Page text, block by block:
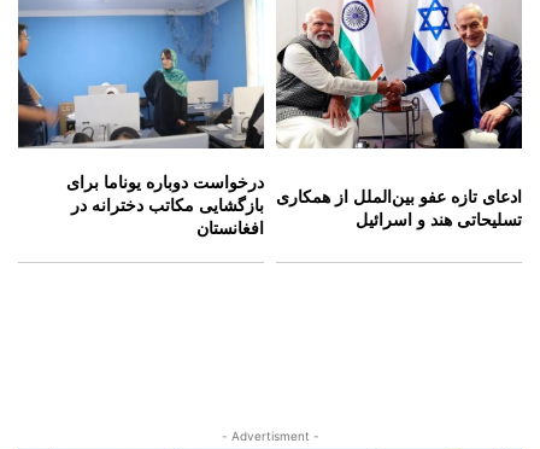
ادعای تازه عفو بین‌الملل از همکاری
تسلیحاتی هند و اسرائیل
درخواست دوباره یوناما برای
بازگشایی مکاتب دخترانه در
افغانستان
- Advertisment -